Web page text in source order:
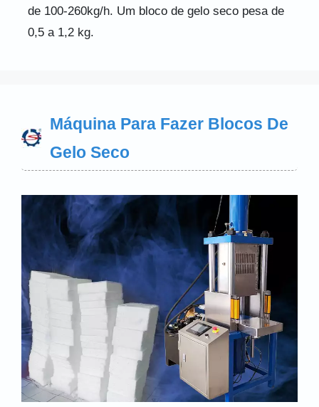
de 100-260kg/h. Um bloco de gelo seco pesa de
0,5 a 1,2 kg.
Máquina Para Fazer Blocos De
Gelo Seco